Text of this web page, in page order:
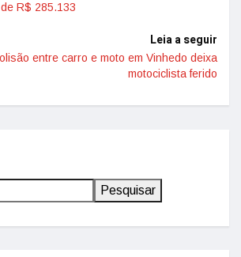
R$ 285.133
Leia a seguir
entre carro e moto em Vinhedo deixa
motociclista ferido
Pesquisar